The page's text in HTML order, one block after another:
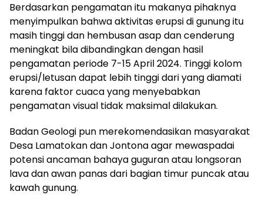
Berdasarkan pengamatan itu makanya pihaknya
menyimpulkan bahwa aktivitas erupsi di gunung itu
masih tinggi dan hembusan asap dan cenderung
meningkat bila dibandingkan dengan hasil
pengamatan periode 7-15 April 2024. Tinggi kolom
erupsi/letusan dapat lebih tinggi dari yang diamati
karena faktor cuaca yang menyebabkan
pengamatan visual tidak maksimal dilakukan.
Badan Geologi pun merekomendasikan masyarakat
Desa Lamatokan dan Jontona agar mewaspadai
potensi ancaman bahaya guguran atau longsoran
lava dan awan panas dari bagian timur puncak atau
kawah gunung.